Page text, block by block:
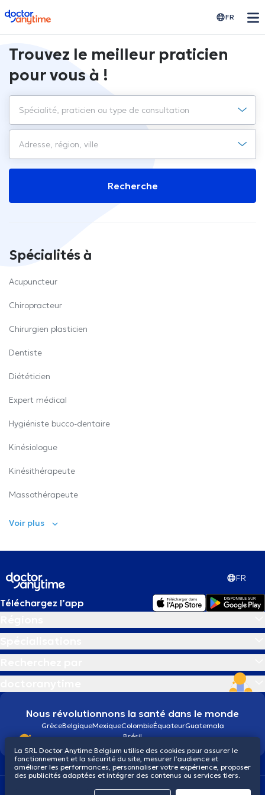
doctoranytime FR
Trouvez le meilleur praticien
pour vous à !
Recherche
Spécialités à
Acupuncteur
Chiropracteur
Chirurgien plasticien
Dentiste
Diététicien
Expert médical
Hygiéniste bucco-dentaire
Kinésiologue
Kinésithérapeute
Massothérapeute
Voir plus
FR
Téléchargez l’app
Nous révolutionnons la santé dans le monde
GrèceBelgiqueMexiqueColombieÉquateurGuatemala
Brésil
Conditions généralesCookiesPolitique de confidentialité
La SRL Doctor Anytime Belgium utilise des cookies pour assurer le
fonctionnement et la sécurité du site, mesurer l’audience et
améliorer les performances, personnaliser votre expérience, proposer
des publicités adaptées et intégrer des contenus ou services tiers.